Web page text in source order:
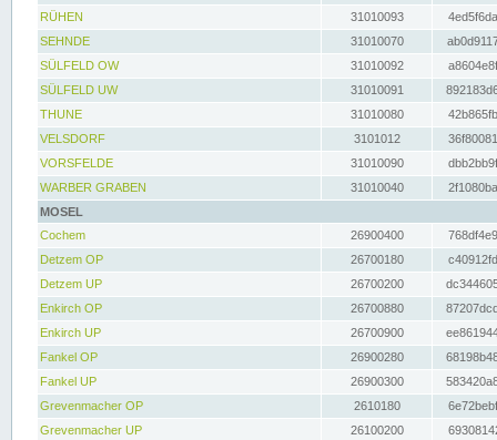
RÜHEN
31010093
SEHNDE
31010070
SÜLFELD OW
31010092
SÜLFELD UW
31010091
THUNE
31010080
VELSDORF
3101012
VORSFELDE
31010090
WARBER GRABEN
31010040
MOSEL
Cochem
26900400
Detzem OP
26700180
Detzem UP
26700200
Enkirch OP
26700880
Enkirch UP
26700900
Fankel OP
26900280
Fankel UP
26900300
Grevenmacher OP
2610180
Grevenmacher UP
26100200